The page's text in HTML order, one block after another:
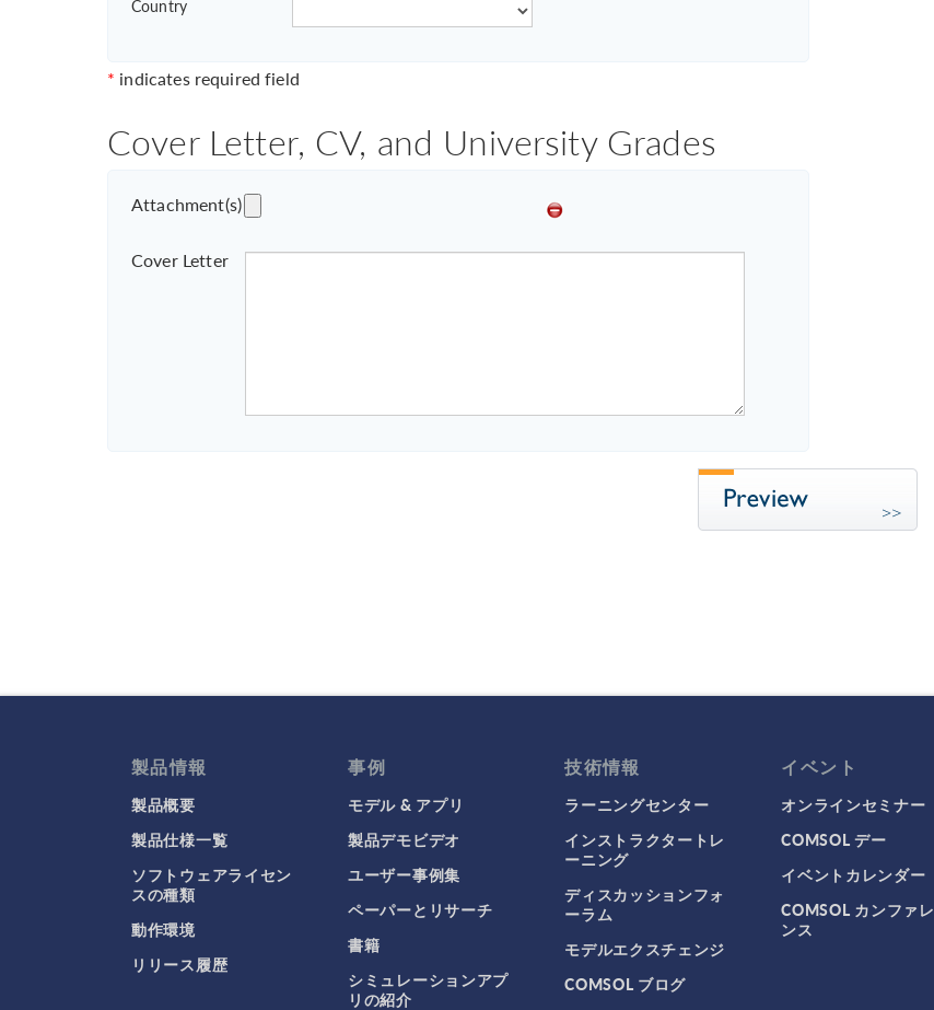
Country
* indicates required field
Cover Letter, CV, and University Grades
Attachment(s)
Cover Letter
製品情報
製品概要
製品仕様一覧
ソフトウェアライセン
スの種類
動作環境
リリース履歴
事例
モデル & アプリ
製品デモビデオ
ユーザー事例集
ペーパーとリサーチ
書籍
シミュレーションアプ
リの紹介
技術情報
ラーニングセンター
インストラクタートレ
ーニング
ディスカッションフォ
ーラム
モデルエクスチェンジ
COMSOL ブログ
イベント
オンラインセミナー
COMSOL デー
イベントカレンダー
COMSOL カンファレ
ンス